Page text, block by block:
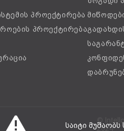
პროექტირება
პროექტირება
2024
საიტი მუშაობს